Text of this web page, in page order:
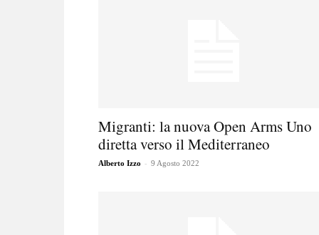
Migranti: la nuova Open Arms Uno
diretta verso il Mediterraneo
Alberto Izzo - 9 Agosto 2022